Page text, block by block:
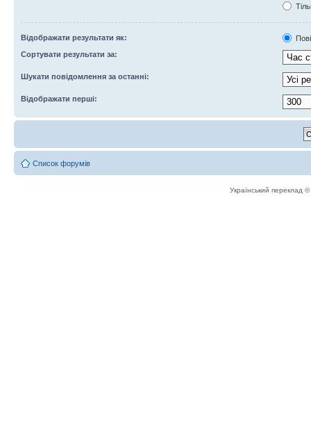
Відображати результати як:
Сортувати результати за:
Шукати повідомлення за останні:
Відображати перші:
Список форумів
Український переклад